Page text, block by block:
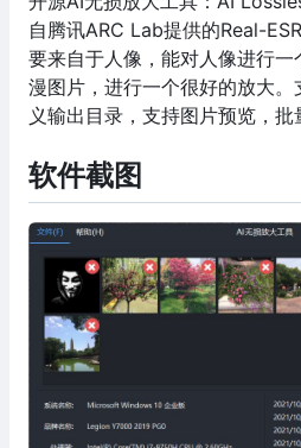
自腾讯ARC Lab提供的Real-
要来自于人像，能对人像进行
漫图片，进行一个很好的放大
义输出目录，支持图片预览，批
软件截图